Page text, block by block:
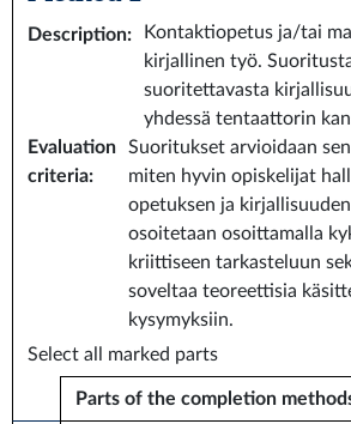
Description:
Kontaktiopetus ja/tai
kirjallinen työ.
suoritettavasta
yhdessä tentaattorin
Evaluation
criteria:
Suoritukset arvioidaan
miten hyvin opiskelijat
opetuksen ja
osoitetaan osoittamalla
kriittiseen tarkasteluun
soveltaa teoreettisia
kysymyksiin.
Select all marked parts
Parts of the completion